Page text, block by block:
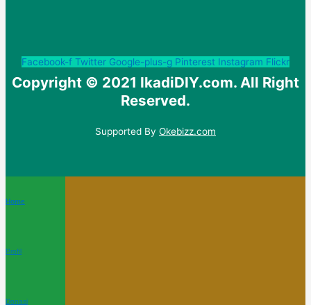
Facebook-f Twitter Google-plus-g Pinterest Instagram Flickr
Copyright © 2021 IkadiDIY.com. All Right
Reserved.
Supported By Okebizz.com
Home
Profil
Donasi